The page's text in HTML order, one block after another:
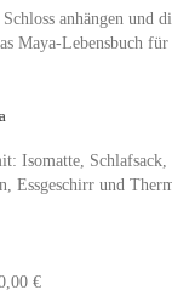
anhängen und
Maya-Lebensbuch
Isomatte, Schlafsack,
Essgeschirr und
€